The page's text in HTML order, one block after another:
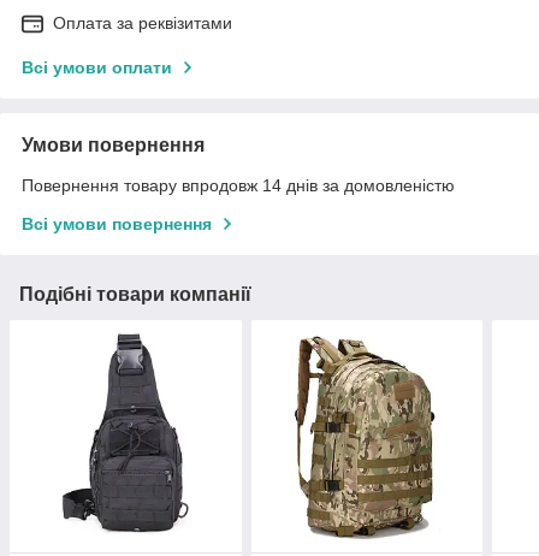
Оплата за реквізитами
Всі умови оплати
Умови повернення
Повернення товару впродовж 14 днів за домовленістю
Всі умови повернення
Подібні товари компанії